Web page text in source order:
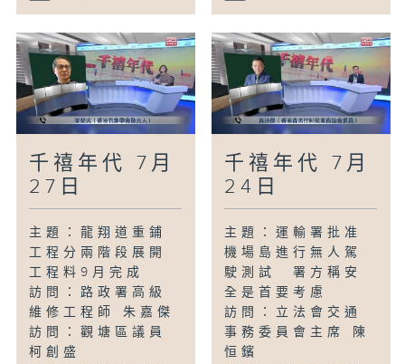
千禧年代 7月
27日
主題：龍翔道重鋪
工程分兩階段展開
工程料9月完成
訪問：路政署高級
維修工程師 朱嘉傑
訪問：觀塘區議員
柯創盛
千禧年代 7月
24日
主題：運輸署批准
機場島進行無人駕
駛測試 署方稱安
全是首要考慮
訪問：立法會交通
事務委員會主席 陳
恒鑌